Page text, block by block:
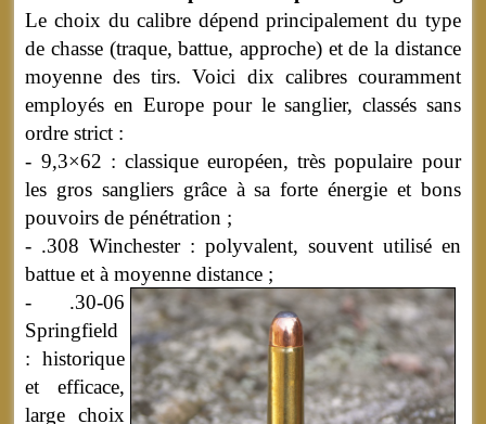
Le choix du calibre dépend principalement du type
de chasse (traque, battue, approche) et de la distance
moyenne des tirs. Voici dix calibres couramment
employés en Europe pour le sanglier, classés sans
ordre strict :
- 9,3×62 : classique européen, très populaire pour
les gros sangliers grâce à sa forte énergie et bons
pouvoirs de pénétration ;
- .308 Winchester : polyvalent, souvent utilisé en
battue et à moyenne distance ;
- .30-06
Springfield
: historique
et efficace,
large choix